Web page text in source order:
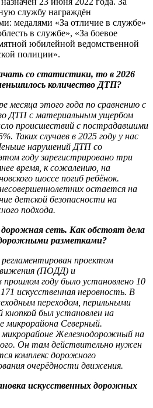
службу награждён
медалями «За отличие в службе»
в службе», «За боевое
юбилейной ведомственной
полиции».
со статистики, то в 2026
количество ДТП?
этого года по сравнению с
ДТП с материальным ущербом
происшествий с пострадавшими
Таких случаев в 2025 году у нас
нарушений ДТП со
году зарегистрировано три
время, к сожалению, на
шоссе погиб ребёнок.
остается на
детской безопасности на
подхода.
сеть. Как обстоят дела
разметками?
проектом
(ПОДД) и
прошлом году было установлено 10
искусственная неровность. В
переходом, перильными
был установлен на
микрорайона Северный.
микрорайоне Железнодорожный на
Он там действительно нужен
комплекс дорожного
очерёдности движения.
искусственных дорожных